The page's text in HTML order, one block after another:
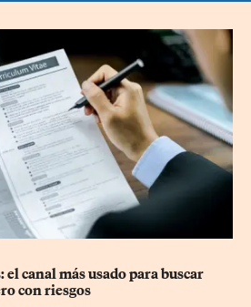
canal más usado para buscar
con riesgos